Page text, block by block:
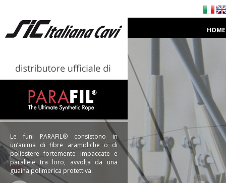
HOME
Le funi PARAFIL® consistono in
un’anima di fibre aramidiche o di
poliestere fortemente impaccate e
parallele tra loro, avvolta da una
guaina polimerica protettiva.